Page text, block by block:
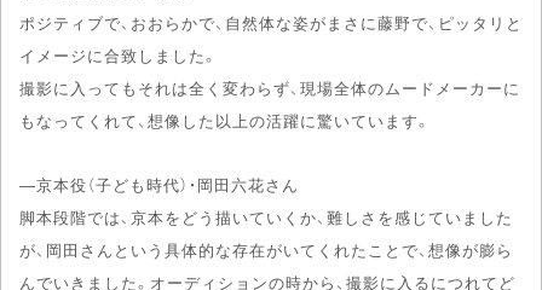
ポジティブで、おおらかで、自然体な姿がまさに藤野で、ピッタリと
イメージに合致しました。
撮影に入ってもそれは全く変わらず、現場全体のムードメーカーに
もなってくれて、想像した以上の活躍に驚いています。
―京本役（子ども時代）・岡田六花さん
脚本段階では、京本をどう描いていくか、難しさを感じていました
が、岡田さんという具体的な存在がいてくれたことで、想像が膨ら
んでいきました。オーディションの時から、撮影に入るにつれてど